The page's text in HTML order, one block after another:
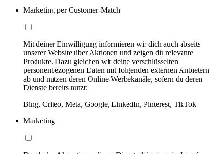
Marketing per Customer-Match
Mit deiner Einwilligung informieren wir dich auch abseits
unserer Website über Aktionen und zeigen dir relevante
Produkte. Dazu gleichen wir deine verschlüsselten
personenbezogenen Daten mit folgenden externen Anbietern
ab und nutzen deren Online-Werbekanäle, sofern du deren
Dienste bereits nutzt:
Bing, Criteo, Meta, Google, LinkedIn, Pinterest, TikTok
Marketing